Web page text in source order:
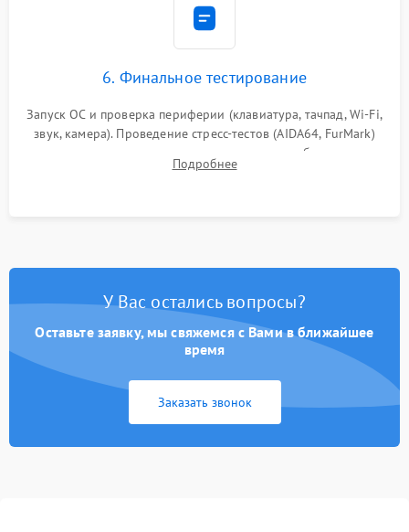
6. Финальное тестирование
Запуск ОС и проверка периферии (клавиатура, тачпад, Wi-Fi,
звук, камера). Проведение стресс-тестов (AIDA64, FurMark)
для контроля температурного режима и стабильности
системы под пиковой нагрузкой.
Подробнее
У Вас остались вопросы?
Оставьте заявку, мы свяжемся с Вами в ближайшее
время
Заказать звонок